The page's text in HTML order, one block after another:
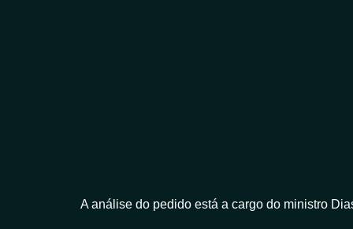
A análise do pedido está a cargo do ministro